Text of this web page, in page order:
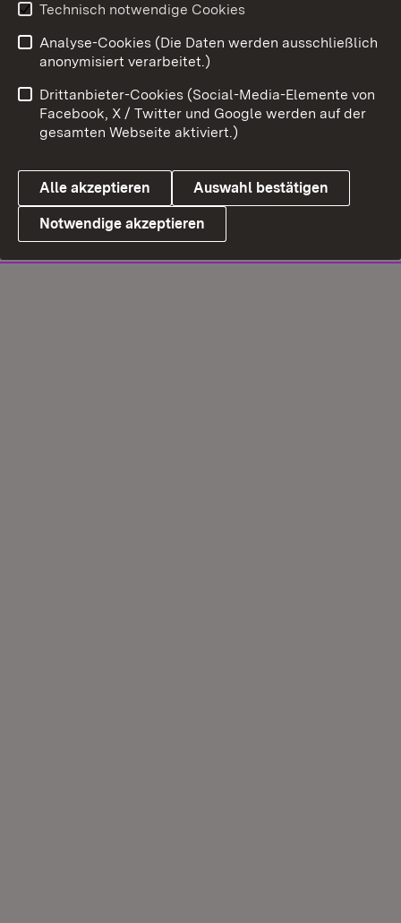
Technisch notwendige Cookies
Analyse-Cookies (Die Daten werden ausschließlich
anonymisiert verarbeitet.)
Drittanbieter-Cookies (Social-Media-Elemente von
Facebook, X / Twitter und Google werden auf der
gesamten Webseite aktiviert.)
Alle akzeptieren Auswahl bestätigen
Notwendige akzeptieren